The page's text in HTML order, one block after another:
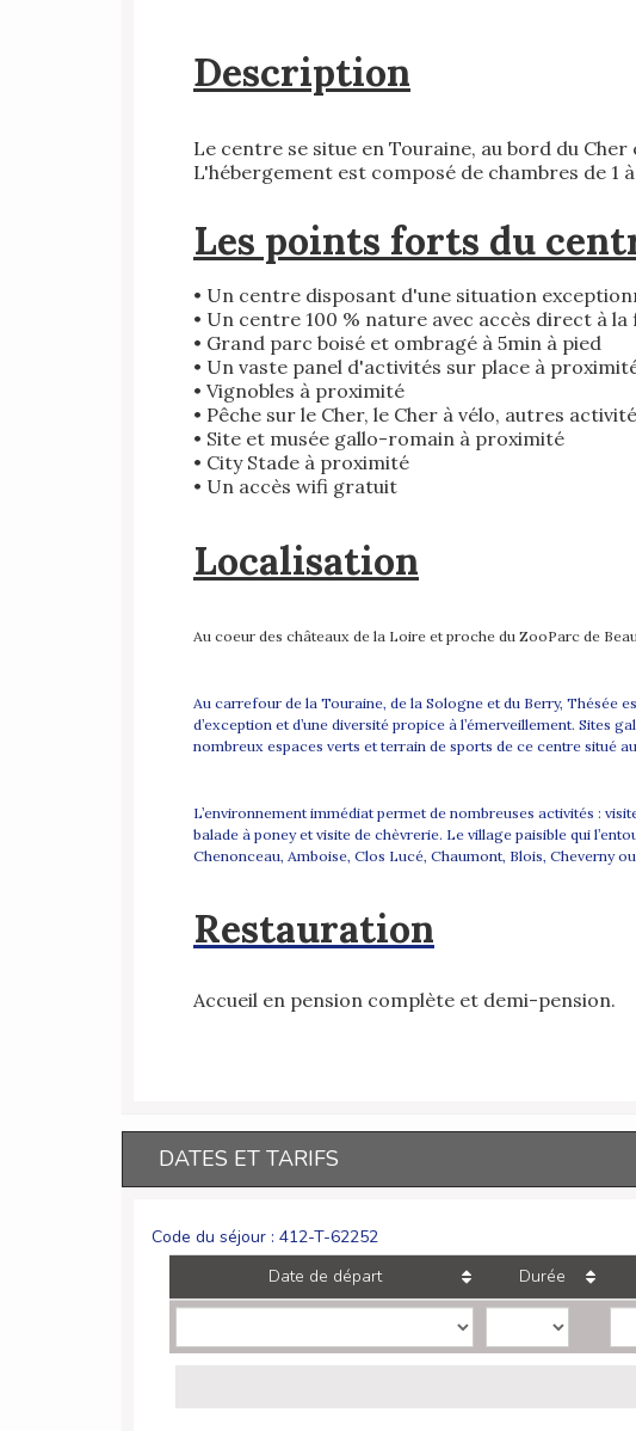
Description
Le centre se situe en Touraine, au bord du
L'hébergement est composé de chambres de 1
Les points forts du
• Un centre disposant d'une situation
• Un centre 100 % nature avec accès direct à
• Grand parc boisé et ombragé à 5min à pied
• Un vaste panel d'activités sur place à
• Vignobles à proximité
• Pêche sur le Cher, le Cher à vélo, autres
• Site et musée gallo-romain à proximité
• City Stade à proximité
• Un accès wifi gratuit
Localisation
Au coeur des châteaux de la Loire et proche du ZooParc de
Au carrefour de la Touraine, de la Sologne et du Berry, Thésée
d’exception et d’une diversité propice à l’émerveillement.
nombreux espaces verts et terrain de sports de ce centre situé
L’environnement immédiat permet de nombreuses activités :
balade à poney et visite de chèvrerie. Le village paisible qui
Chenonceau, Amboise, Clos Lucé, Chaumont, Blois, Cheverny
Restauration
Accueil en pension complète et demi-pension.
DATES ET TARIFS
Code du séjour : 412-T-62252
Date de départ
Durée